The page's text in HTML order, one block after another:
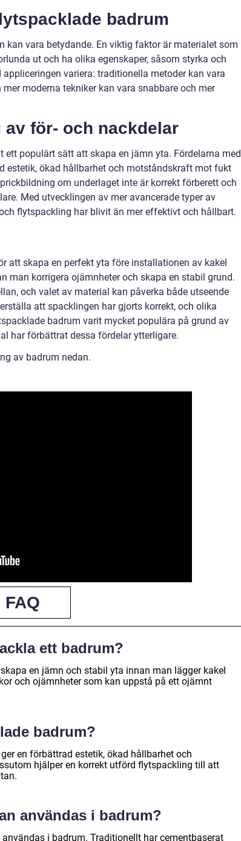
badrum
vara betydande. En viktig faktor är materialet som
ut och ha olika egenskaper, såsom styrka och
variera: traditionella metoder kan vara
moderna tekniker kan vara snabbare och mer
för- och nackdelar
populärt sätt att skapa en jämn yta. Fördelarna med
estetik, ökad hållbarhet och motståndskraft mot fukt
om underlaget inte är korrekt förberett och
Med utvecklingen av mer avancerade typer av
flytspackling har blivit än mer effektivt och hållbart.
att skapa en perfekt yta före installationen av kakel
man korrigera ojämnheter och skapa en stabil grund.
och valet av material kan påverka både utseende
att spacklingen har gjorts korrekt, och olika
badrum varit mycket populära på grund av
har förbättrat dessa fördelar ytterligare.
av badrum nedan.
FAQ
ett badrum?
en jämn och stabil yta innan man lägger kakel
och ojämnheter som kan uppstå på ett ojämnt
badrum?
en förbättrad estetik, ökad hållbarhet och
hjälper en korrekt utförd flytspackling till att
användas i badrum?
i badrum. Traditionellt har cementbaserat